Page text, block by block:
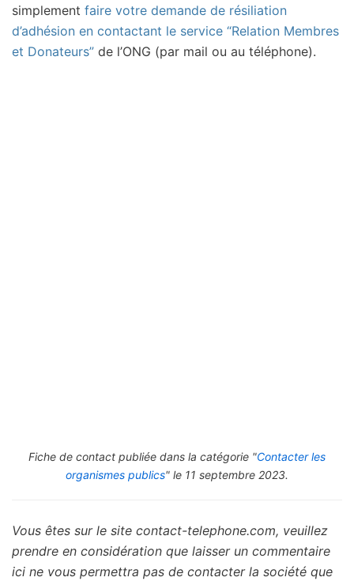
simplement faire votre demande de résiliation
d’adhésion en contactant le service “Relation Membres
et Donateurs” de l’ONG (par mail ou au téléphone).
Fiche de contact publiée dans la catégorie "Contacter les
organismes publics" le 11 septembre 2023.
Vous êtes sur le site contact-telephone.com, veuillez
prendre en considération que laisser un commentaire
ici ne vous permettra pas de contacter la société que